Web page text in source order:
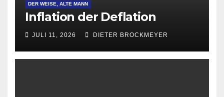
DER WEISE, ALTE MANN
Inflation der Deflation
JULI 11, 2026 DIETER BROCKMEYER